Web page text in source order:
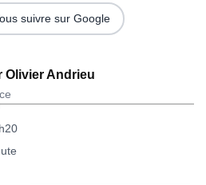
Olivier Andrieu
suivre sur Google